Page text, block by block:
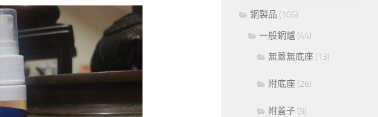
銅製品 (105)
一般銅爐 (44)
無蓋無底座 (13)
附底座 (26)
附蓋子 (9)